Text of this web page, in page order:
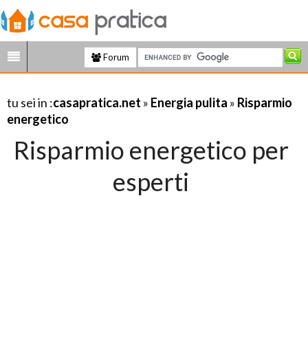
Forum
tu sei in :casapratica.net » Energia pulita » Risparmio
energetico
Risparmio energetico per
esperti